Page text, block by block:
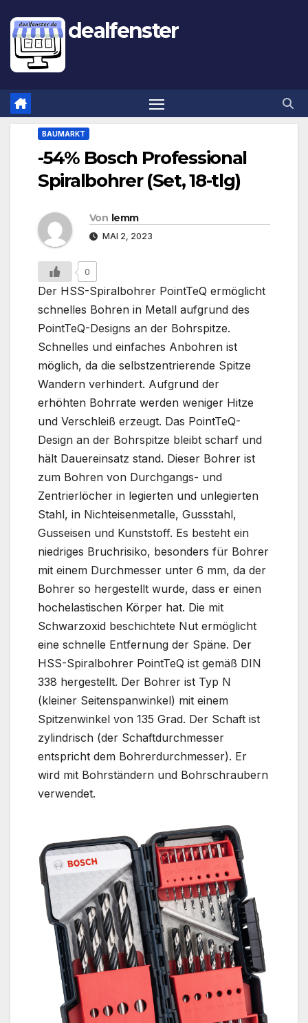
dealfenster
BAUMARKT
-54% Bosch Professional
Spiralbohrer (Set, 18-tlg)
Von lemm
MAI 2, 2023
0
Der HSS-Spiralbohrer PointTeQ ermöglicht
schnelles Bohren in Metall aufgrund des
PointTeQ-Designs an der Bohrspitze.
Schnelles und einfaches Anbohren ist
möglich, da die selbstzentrierende Spitze
Wandern verhindert. Aufgrund der
erhöhten Bohrrate werden weniger Hitze
und Verschleiß erzeugt. Das PointTeQ-
Design an der Bohrspitze bleibt scharf und
hält Dauereinsatz stand. Dieser Bohrer ist
zum Bohren von Durchgangs- und
Zentrierlöcher in legierten und unlegierten
Stahl, in Nichteisenmetalle, Gussstahl,
Gusseisen und Kunststoff. Es besteht ein
niedriges Bruchrisiko, besonders für Bohrer
mit einem Durchmesser unter 6 mm, da der
Bohrer so hergestellt wurde, dass er einen
hochelastischen Körper hat. Die mit
Schwarzoxid beschichtete Nut ermöglicht
eine schnelle Entfernung der Späne. Der
HSS-Spiralbohrer PointTeQ ist gemäß DIN
338 hergestellt. Der Bohrer ist Typ N
(kleiner Seitenspanwinkel) mit einem
Spitzenwinkel von 135 Grad. Der Schaft ist
zylindrisch (der Schaftdurchmesser
entspricht dem Bohrerdurchmesser). Er
wird mit Bohrständern und Bohrschraubern
verwendet.